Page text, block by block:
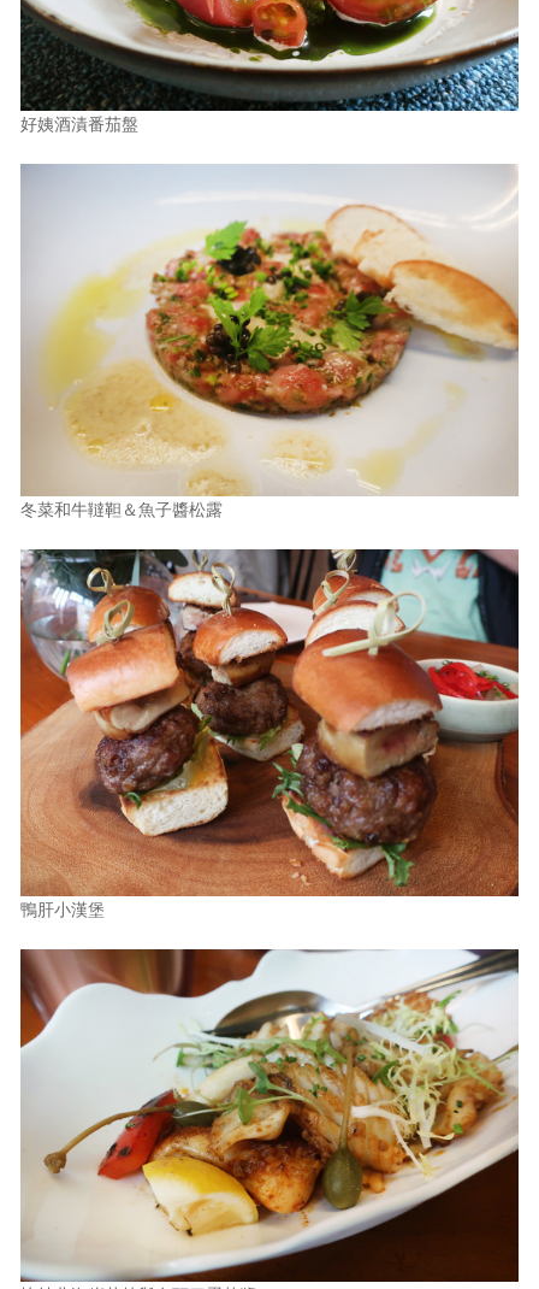
好姨酒漬番茄盤
冬菜和牛韃靼＆魚子醬松露
鴨肝小漢堡